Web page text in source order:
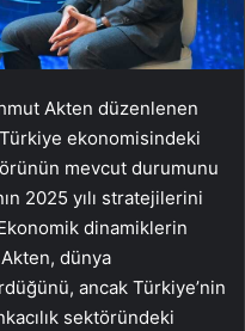
Akten düzenlenen
ekonomisindeki
mevcut durumunu
2025 yılı stratejilerini
dinamiklerin
dünya
ancak Türkiye’nin
sektöründeki